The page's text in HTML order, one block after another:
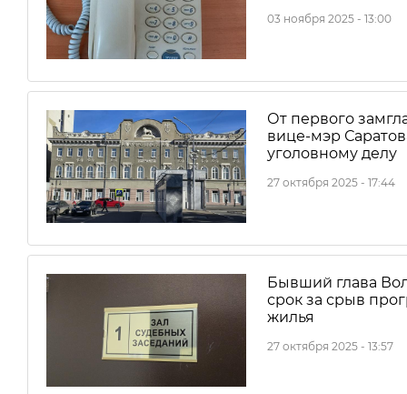
03 ноября 2025 - 13:00
От первого
вице-мэр
уголовному делу
27 октября 2025 - 17:44
Бывший глава
срок за срыв
жилья
27 октября 2025 - 13:57